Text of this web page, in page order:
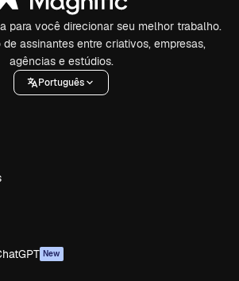
para você direcionar seu melhor trabalho.
de assinantes entre criativos, empresas,
agências e estúdios.
Português
New